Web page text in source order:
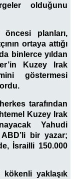
olduğunu
öncesi planları,
ortaya attığı
binlerce yıldan
Kuzey Irak
göstermesi
tarafından
Kuzey Irak
Yahudi
bir yazar;
İsrailli 150.000
kökenli yaklaşık